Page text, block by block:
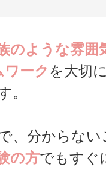
のような雰囲
ーク を大切
。
、分からな
の方でもすぐ